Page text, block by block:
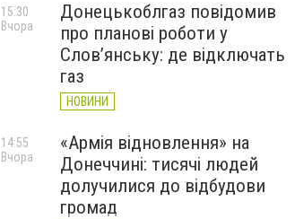
Донецькоблгаз повідомив
про планові роботи у
Слов’янську: де відключать
газ
НОВИНИ
15:30
Вчора
«Армія відновлення» на
Донеччині: тисячі людей
долучилися до відбудови
громад
14:55
Вчора